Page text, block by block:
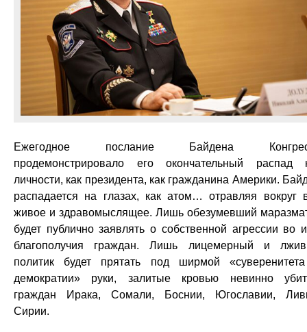
Ежегодное послание Байдена
продемонстрировало его окончательный распад
личности, как президента, как гражданина Америки.
распадается на глазах, как атом… отравляя вокруг
живое и здравомыслящее. Лишь обезумевший
будет публично заявлять о собственной агрессии во
благополучия граждан. Лишь лицемерный и
политик будет прятать под ширмой
демократии» руки, залитые кровью невинно
граждан Ирака, Сомали, Боснии, Югославии,
Сирии.